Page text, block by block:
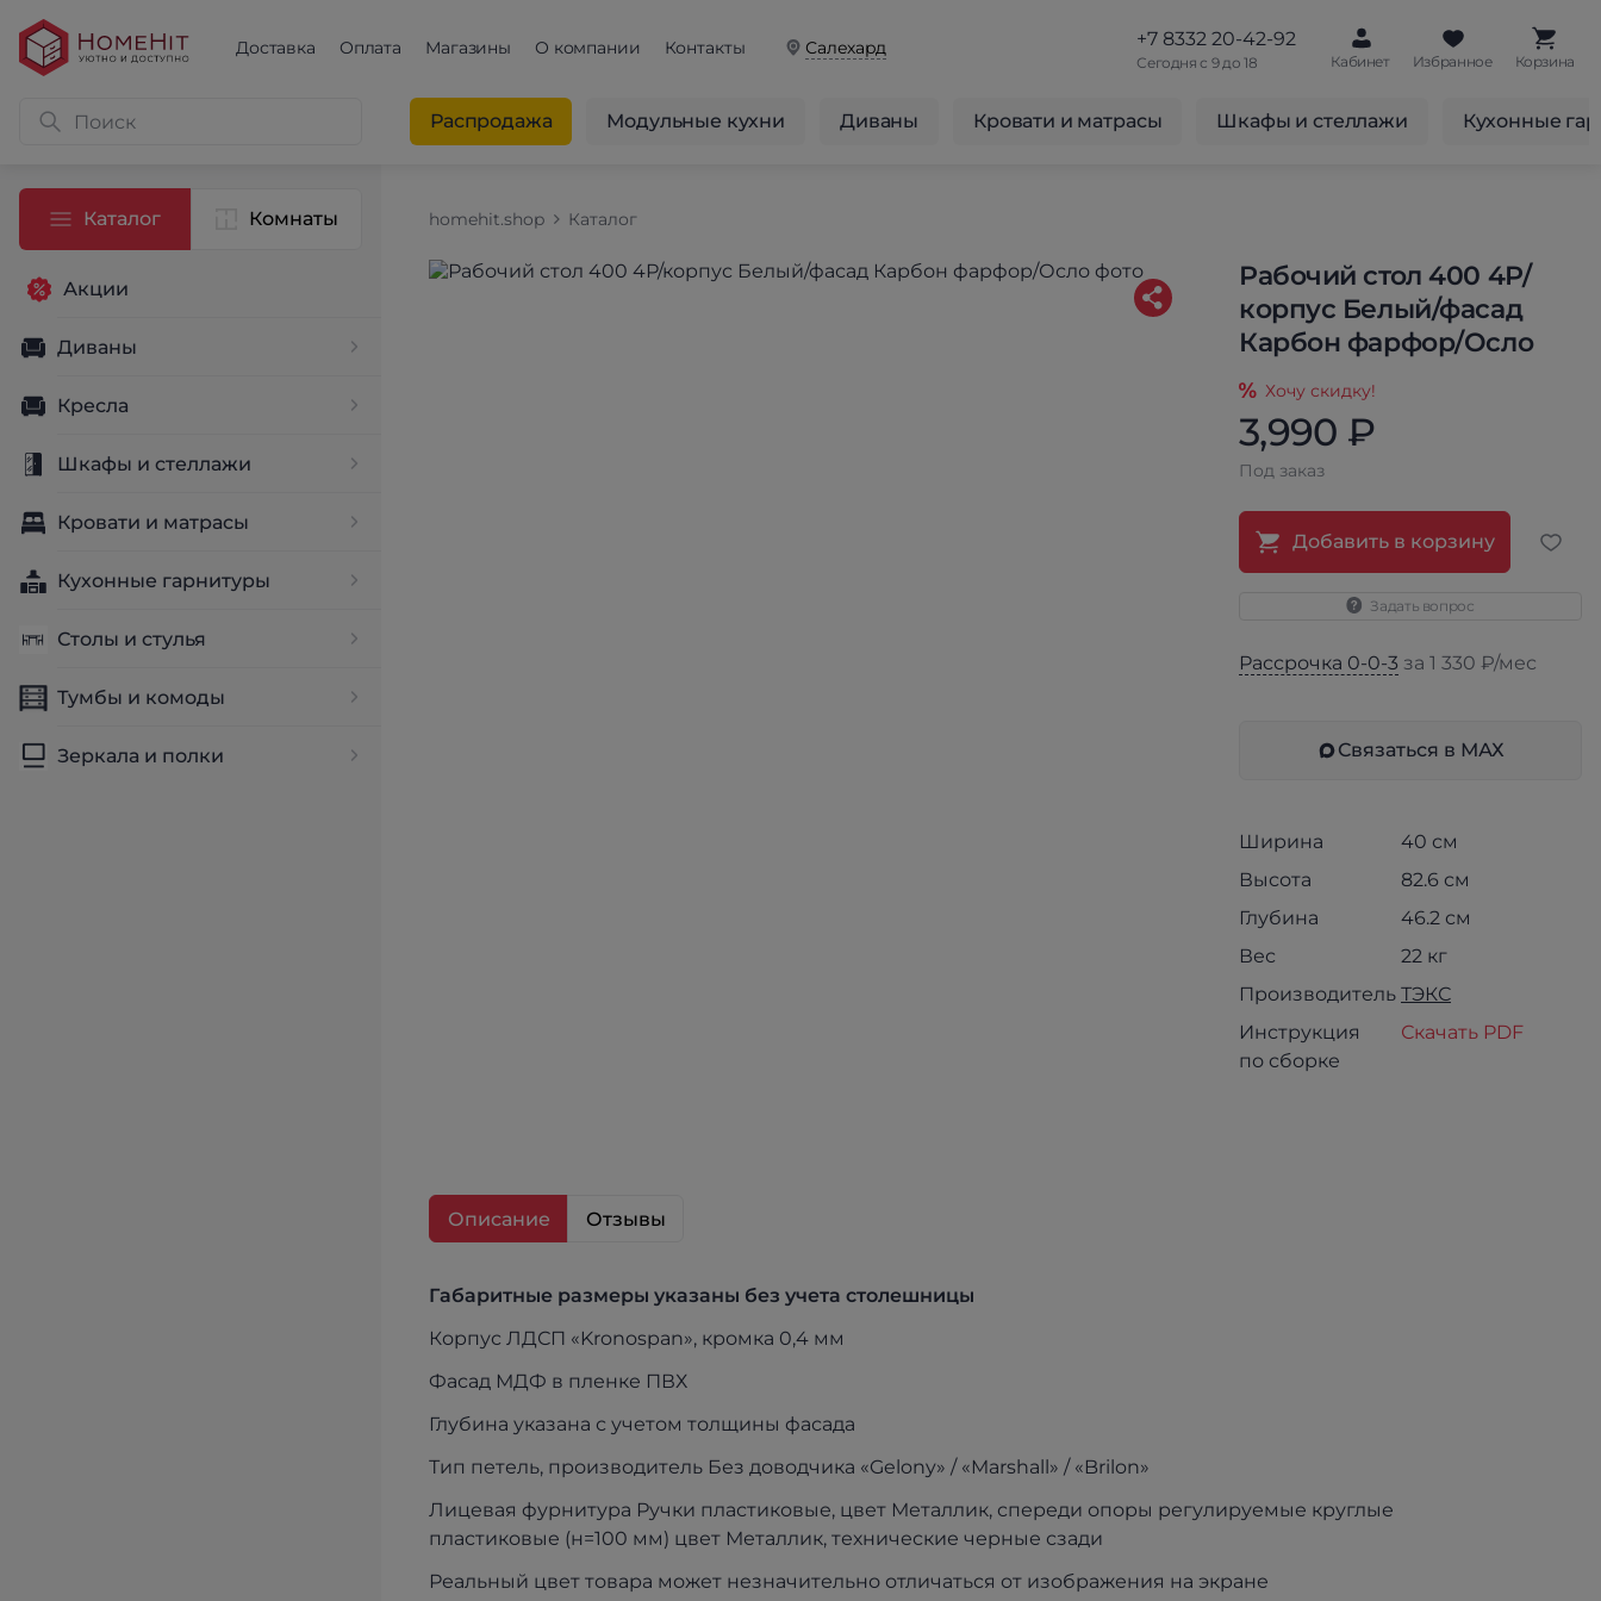
Доставка Оплата Магазины О компании Контакты Салехард +7 8332 20-42-92
Сегодня с 9 до 18 Кабинет Избранное Корзина
Распродажа Модульные кухни Диваны Кровати и матрасы Шкафы и стеллажи Кухонные
Каталог Комнаты
Акции
Диваны
Кресла
Шкафы и стеллажи
Кровати и матрасы
Кухонные гарнитуры
Столы и стулья
Тумбы и комоды
Зеркала и полки
homehit.shop Каталог
Рабочий стол 400 4Р/
корпус Белый/фасад
Карбон фарфор/Осло
Хочу скидку!
3,990 ₽
Под заказ
Добавить в корзину
Задать вопрос
Рассрочка 0-0-3 за 1 330 ₽/мес
Связаться в МАХ
Ширина
40 см
Высота
82.6 см
Глубина
46.2 см
Вес
22 кг
Производитель ТЭКС
Инструкция
по сборке
Скачать PDF
Описание Отзывы
Габаритные размеры указаны без учета столешницы
Корпус ЛДСП «Kronospan», кромка 0,4 мм
Фасад МДФ в пленке ПВХ
Глубина указана с учетом толщины фасада
Тип петель, производитель Без доводчика «Gelony» / «Marshall» / «Brilon»
Лицевая фурнитура Ручки пластиковые, цвет Металлик, спереди опоры регулируемые круглые
пластиковые (н=100 мм) цвет Металлик, технические черные сзади
Реальный цвет товара может незначительно отличаться от изображения на экране